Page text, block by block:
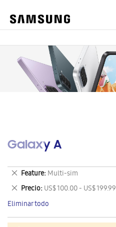
Galaxy A
Feature Multi-sim
Eliminar
este
artículo
Precio US$ 100.00 - US$ 199.99
Eliminar
este
artículo
Eliminar todo